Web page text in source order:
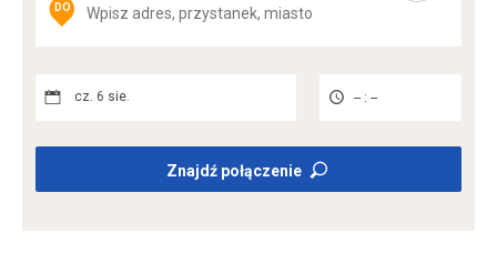
DO
cz. 6 sie. -- : --
Znajdź połączenie